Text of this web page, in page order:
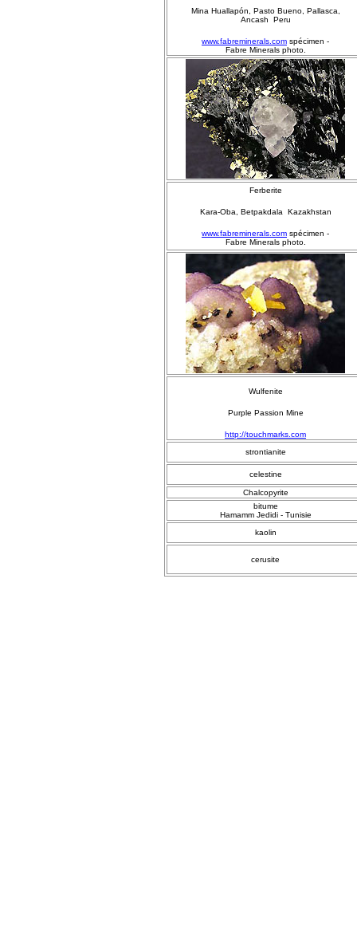
Mina Huallapón, Pasto Bueno, Pallasca,
Ancash Peru
www.fabreminerals.com spécimen -
Fabre Minerals photo.
Ferberite
Kara-Oba, Betpakdala Kazakhstan
www.fabreminerals.com spécimen -
Fabre Minerals photo.
Wulfenite
Purple Passion Mine
http://touchmarks.com
strontianite
celestine
Chalcopyrite
bitume
Hamamm Jedidi - Tunisie
kaolin
cerusite